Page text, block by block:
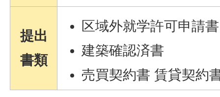
提出
書類
区域外就学許可申請
建築確認済書
売買契約書 賃貸契約